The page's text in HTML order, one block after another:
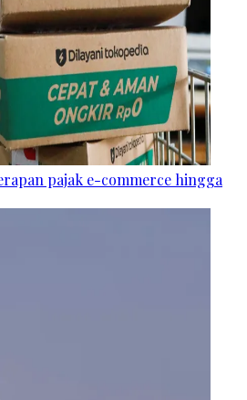
pajak e-commerce hingga